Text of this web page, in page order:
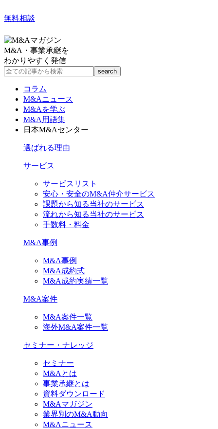
無料相談
M&A・事業承継を
わかりやすく発信
コラム
M&Aニュース
M&Aを学ぶ
M&A用語集
日本M&Aセンター
選ばれる理由
サービス
サービスリスト
安心・安全のM&A仲介サービス
課題から知る当社のサービス
流れから知る当社のサービス
手数料・料金
M&A事例
M&A事例
M&A成約式
M&A成約実績一覧
M&A案件
M&A案件一覧
海外M&A案件一覧
セミナー・ナレッジ
セミナー
M&Aとは
事業承継とは
資料ダウンロード
M&Aマガジン
業界別のM&A動向
M&Aニュース